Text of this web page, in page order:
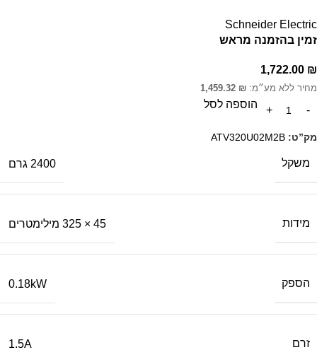
Schneider Electric
זמין בהזמנה מראש
1,722.00 ₪
מחיר ללא מע״מ: 1,459.32 ₪
הוספה לסל
מק”ט: ATV320U02M2B
משקל 2400 גרם
מידות 45 × 325 מילימטרים
הספק 0.18kW
זרם 1.5A